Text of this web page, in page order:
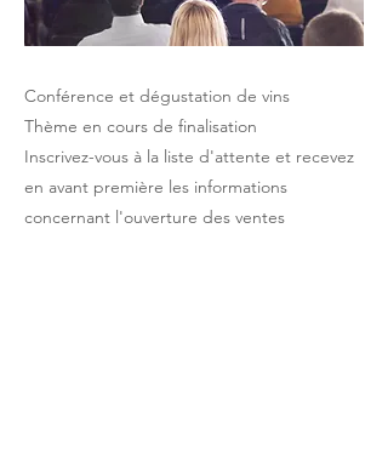
Conférence et dégustation de vins
Thème en cours de finalisation
Inscrivez-vous à la liste d'attente et recevez
en avant première les informations
concernant l'ouverture des ventes